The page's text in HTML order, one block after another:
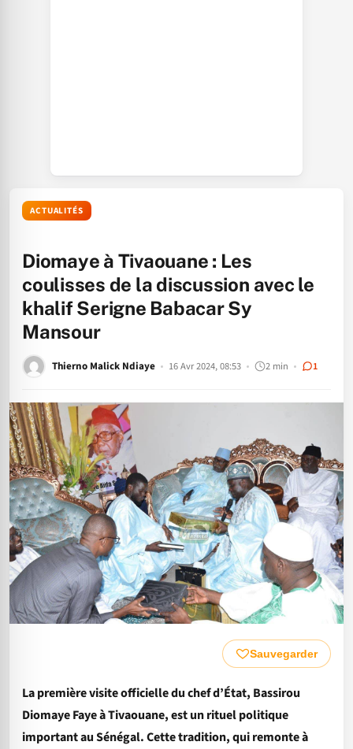
ACTUALITÉS
Diomaye à Tivaouane : Les
coulisses de la discussion avec le
khalif Serigne Babacar Sy
Mansour
Thierno Malick Ndiaye 16 Avr 2024, 08:53 2 min 1
Sauvegarder
La première visite officielle du chef d’État, Bassirou
Diomaye Faye à Tivaouane, est un rituel politique
important au Sénégal. Cette tradition, qui remonte à